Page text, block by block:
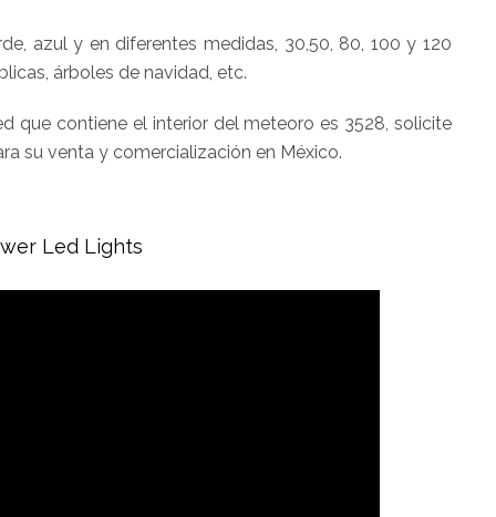
azul y en diferentes medidas, 30,50, 80, 100 y 120
árboles de navidad, etc.
que contiene el interior del meteoro es 3528, solicite
su venta y comercialización en México.
Led Lights